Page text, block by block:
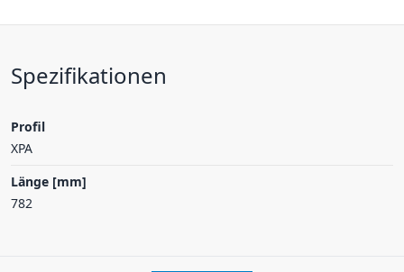
Spezifikationen
Profil
XPA
Länge [mm]
782